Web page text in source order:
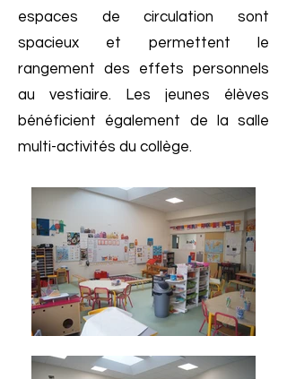
espaces de circulation sont
spacieux et permettent le
rangement des effets personnels
au vestiaire. Les jeunes élèves
bénéficient également de la salle
multi-activités du collège.